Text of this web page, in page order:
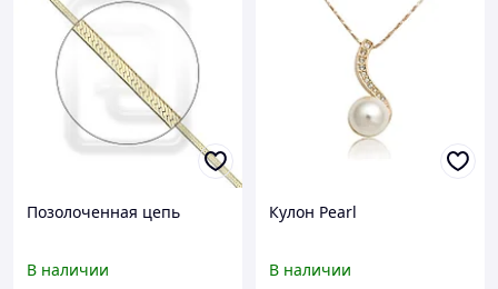
Позолоченная цепь
В наличии
Кулон Pearl
В наличии